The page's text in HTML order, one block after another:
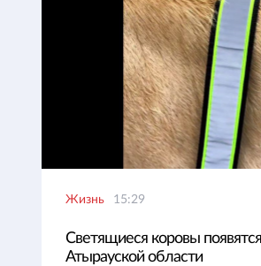
Жизнь 15:29
Светящиеся коровы
Атырауской области